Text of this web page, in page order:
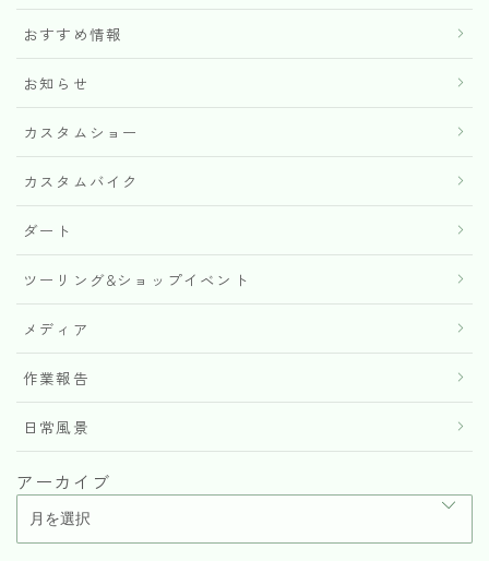
おすすめ情報
お知らせ
カスタムショー
カスタムバイク
ダート
ツーリング&ショップイベント
メディア
作業報告
日常風景
アーカイブ